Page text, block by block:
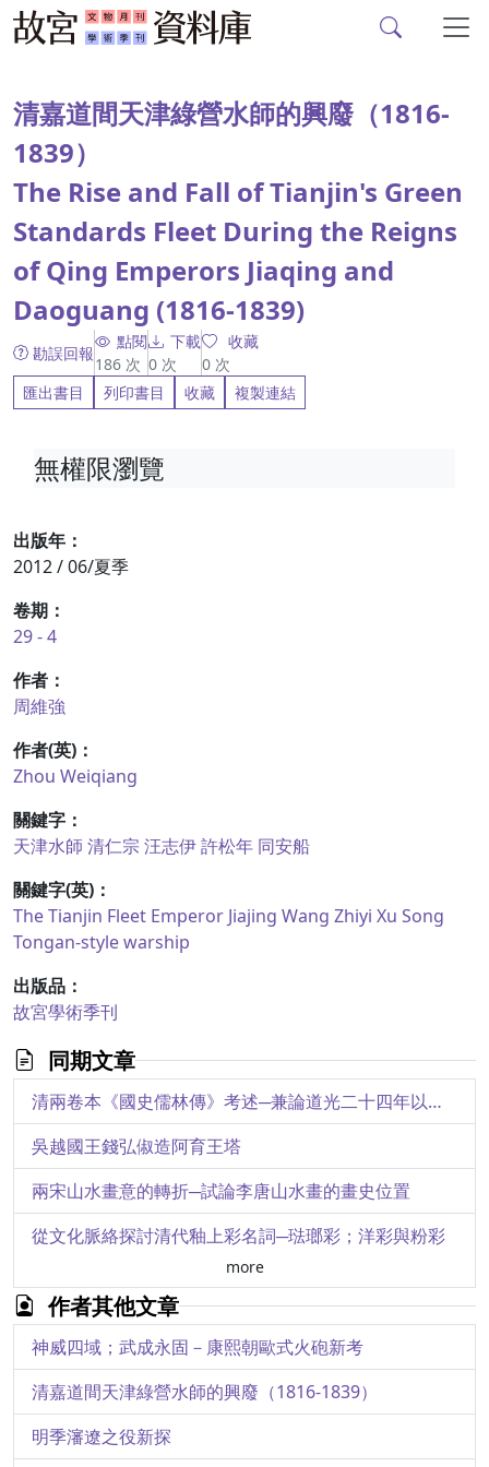
清嘉道間天津綠營水師的興廢（1816-
1839）
The Rise and Fall of Tianjin's Green
Standards Fleet During the Reigns
of Qing Emperors Jiaqing and
Daoguang (1816-1839)
勘誤回報
點閱
186 次
下載
0 次
收藏
0 次
匯出書目
列印書目 收藏 複製連結
出版年：
2012 / 06/夏季
卷期：
29 - 4
作者：
周維強
作者(英)：
Zhou Weiqiang
關鍵字：
天津水師 清仁宗 汪志伊許松年 同安船
關鍵字(英)：
The Tianjin Fleet Emperor Jiajing Wang Zhiyi Xu Song
Tongan-style warship
出版品：
故宮學術季刊
同期文章
清兩卷本《國史儒林傳》考述─兼論道光二十四年以前〈儒林傳〉稿本之變化
吳越國王錢弘俶造阿育王塔
兩宋山水畫意的轉折─試論李唐山水畫的畫史位置
從文化脈絡探討清代釉上彩名詞─琺瑯彩；洋彩與粉彩
more
作者其他文章
神威四域；武成永固－康熙朝歐式火砲新考
清嘉道間天津綠營水師的興廢（1816-1839）
明季瀋遼之役新探
無權限瀏覽